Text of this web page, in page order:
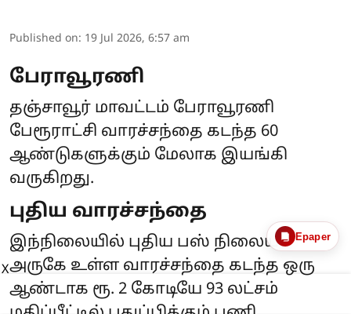
Published on: 19 Jul 2026, 6:57 am
பேராவூரணி
தஞ்சாவூர் மாவட்டம் பேராவூரணி
பேரூராட்சி வாரச்சந்தை கடந்த 60
ஆண்டுகளுக்கும் மேலாக இயங்கி
வருகிறது.
புதிய வாரச்சந்தை
இந்நிலையில் புதிய பஸ் நிலையம்
அருகே உள்ள வாரச்சந்தை கடந்த ஒரு
ஆண்டாக ரூ. 2 கோடியே 93 லட்சம்
Epaper
X